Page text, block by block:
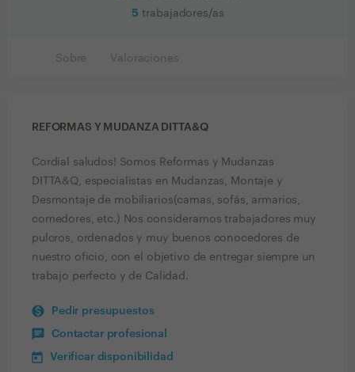
5 trabajadores/as
Sobre Valoraciones
REFORMAS Y MUDANZA DITTA&Q
Cordial saludos! Somos Reformas y Mudanzas
DITTA&Q, especialistas en Mudanzas, Montaje y
Desmontaje de mobiliarios(camas, sofás, armarios,
comedores, etc.) Nos consideramos trabajadores muy
pulcros, ordenados y muy buenos conocedores de
nuestro oficio, con el objetivo de entregar siempre un
trabajo perfecto y de Calidad.
Pedir presupuestos
Contactar profesional
Verificar disponibilidad